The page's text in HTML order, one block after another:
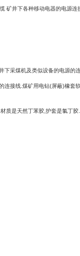
矿井下各种移动电器的电源连
下采煤机及类似设备的电源的
连接线 煤矿用电钻(屏蔽)橡套
质是天然丁苯胶 护套是氯丁胶